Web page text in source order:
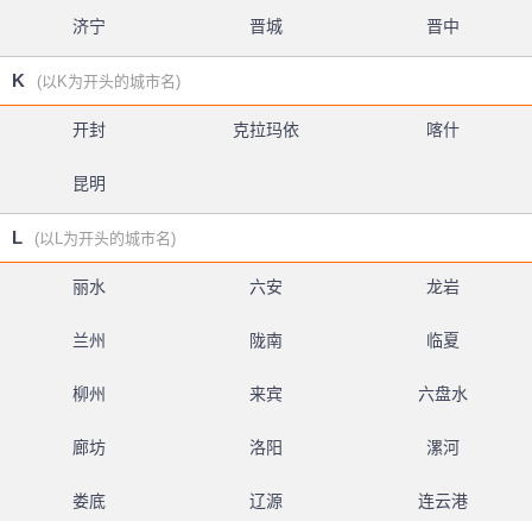
济宁 晋城 晋中
K (以K为开头的城市名)
开封 克拉玛依 喀什
昆明
L (以L为开头的城市名)
丽水 六安 龙岩
兰州 陇南 临夏
柳州 来宾 六盘水
廊坊 洛阳 漯河
娄底 辽源 连云港